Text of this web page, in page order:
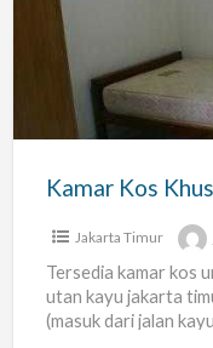
Khusus
Karyawati
Mahasiswi
Jakarta Timur
Tersedia kamar kos
utan kayu jakarta
(masuk dari jalan